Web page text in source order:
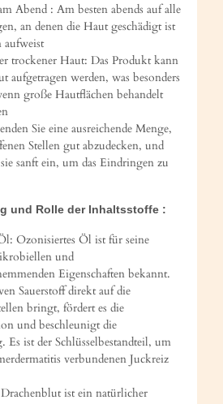
Abend : Am besten abends auf alle
an denen die Haut geschädigt ist
aufweist
trockener Haut: Das Produkt kann
aufgetragen werden, was besonders
große Hautflächen behandelt
Sie eine ausreichende Menge,
Stellen gut abzudecken, und
sanft ein, um das Eindringen zu
und Rolle der Inhaltsstoffe :
Ozonisiertes Öl ist für seine
und
Eigenschaften bekannt.
Sauerstoff direkt auf die
bringt, fördert es die
und beschleunigt die
ist der Schlüsselbestandteil, um
verbundenen Juckreiz
ist ein natürlicher